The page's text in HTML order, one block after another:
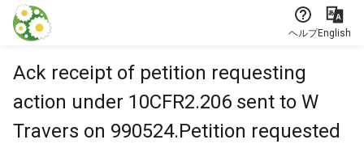
本文に飛ぶ
ヘルプEnglish
Ack receipt of petition requesting
action under 10CFR2.206 sent to W
Travers on 990524.Petition requested